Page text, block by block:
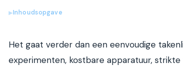
▶Inhoudsopgave
Het gaat verder dan een eenvoudige
experimenten, kostbare apparatuur,